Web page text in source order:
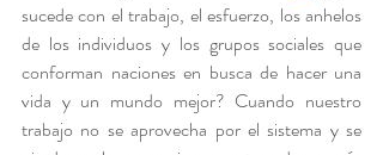
sucede con el trabajo, el esfuerzo, los anhelos
de los individuos y los grupos sociales que
conforman naciones en busca de hacer una
vida y un mundo mejor? Cuando nuestro
trabajo no se aprovecha por el sistema y se